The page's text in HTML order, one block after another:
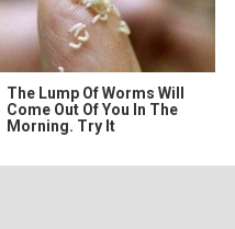
The Lump Of Worms Will
Come Out Of You In The
Morning. Try It